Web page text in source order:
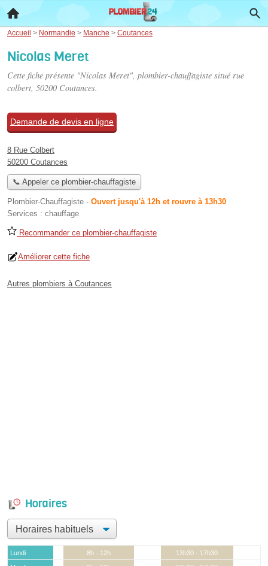
Accueil > Normandie > Manche > Coutances
Nicolas Meret
Cette fiche présente "Nicolas Meret", plombier-chauffagiste situé rue
colbert, 50200 Coutances.
Demande de devis en ligne
8 Rue Colbert
50200 Coutances
📞 Appeler ce plombier-chauffagiste
Plombier-Chauffagiste - Ouvert jusqu'à 12h et rouvre à 13h30
Services : chauffage
Recommander ce plombier-chauffagiste
Améliorer cette fiche
Autres plombiers à Coutances
Horaires
Lundi 8h - 12h
13h30 - 17h30